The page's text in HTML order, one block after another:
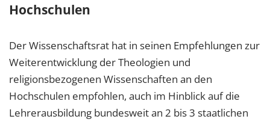
Hochschulen
Der Wissenschaftsrat hat in seinen Empfehlungen zur
Weiterentwicklung der Theologien und
religionsbezogenen Wissenschaften an den
Hochschulen empfohlen, auch im Hinblick auf die
Lehrerausbildung bundesweit an 2 bis 3 staatlichen